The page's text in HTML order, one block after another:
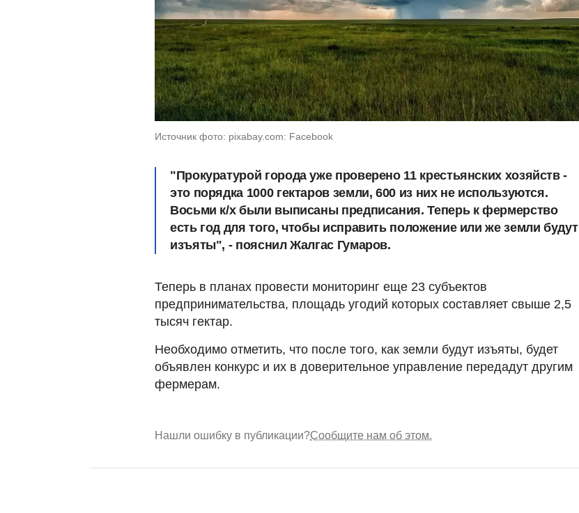
Источник фото: pixabay.com: Facebook
"Прокуратурой города уже проверено 11 крестьянских хозяйств -
это порядка 1000 гектаров земли, 600 из них не используются.
Восьми к/х были выписаны предписания. Теперь к фермерство
есть год для того, чтобы исправить положение или же земли будут
изъяты", - пояснил Жалгас Гумаров.
Теперь в планах провести мониторинг еще 23 субъектов
предпринимательства, площадь угодий которых составляет свыше 2,5
тысяч гектар.
Необходимо отметить, что после того, как земли будут изъяты, будет
объявлен конкурс и их в доверительное управление передадут другим
фермерам.
Нашли ошибку в публикации?Сообщите нам об этом.